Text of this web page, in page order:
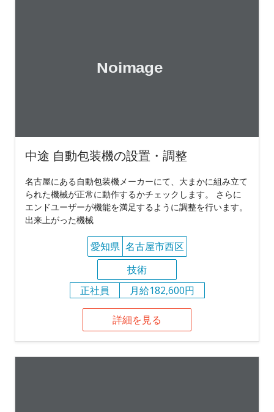
中途 自動包装機の設置・調整
名古屋にある自動包装機メーカーにて、大まかに組み立て
られた機械が正常に動作するかチェックします。 さらに
エンドユーザーが機能を満足するように調整を行います。
出来上がった機械
愛知県 名古屋市西区
技術
正社員
月給182,600円
詳細を見る